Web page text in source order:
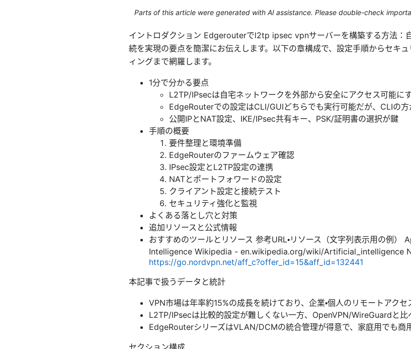
Parts of this article were generated with AI assistance. Please double-check
イントロダクション Edgerouterでl2tp ipsec vpnサーバーを構築する方法：
続を実現の要点を簡潔にお伝えします。以下の章構成で、設定手順からセキ
ィングまで網羅します。
1分で分かる要点
L2TP/IPsecは自宅ネットワークを外部から安全にアクセス可能に
EdgeRouterでの設定はCLI/GUIどちらでも実行可能だが、CLIの
公開IPとNAT設定、IKE/IPsec共有キー、PSK/証明書の選択が鍵
手順の概要
要件整理と環境準備
EdgeRouterのファームウェア確認
IPsec設定とL2TP設定の連携
NATとポートフォワードの設定
クライアント設定と接続テスト
セキュリティ強化と監視
よくある落とし穴と対策
追加リソースと公式情報
おすすめのツールとリソース 参考URL・リソース（文字列表示用の例
Intelligence Wikipedia - en.wikipedia.org/wiki/Artificial_intelligence
https://go.nordvpn.net/aff_c?offer_id=15&aff_id=132441
本記事で扱うデータと統計
VPN市場は年率約15%の成長を続けており、企業・個人のリモートアクセ
L2TP/IPsecは比較的設定が難しくない一方、OpenVPN/WireGuardと比
EdgeRouterシリーズはVLAN/DCMの統合管理が得意で、家庭用でも商